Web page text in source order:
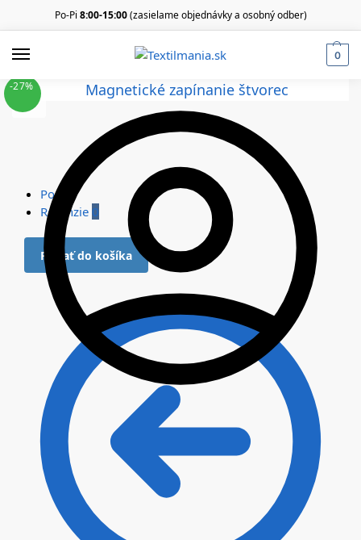
Po-Pi 8:00-15:00(zasielame objednávky a osobný odber)
0
Popis
Recenzie 0
Pridať do košíka
-27%